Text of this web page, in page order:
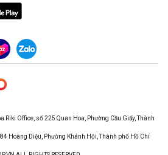
Riki Office, số 225 Quan Hoa, Phường Cầu Giấy, Thành
Hoàng Diệu, Phường Khánh Hội, Thành phố Hồ Chí